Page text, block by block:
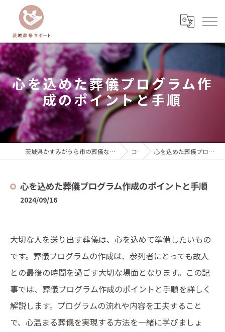
心を込めた葬儀プログラム作
成のポイントと手順
茨城県かすみがうら市の葬儀なら茨城葬祭サポート『いばサポのお葬式』 コラム 心を込めた葬儀プログラム作成のポイントと手順
心を込めた葬儀プログラム作成のポイントと手順
2024/09/16
大切な人を送り出す葬儀は、心を込めて準備したいもの
です。葬儀プログラムの作成は、参列者にとっても故人
との最後の時間を過ごす大切な場面となります。この記
事では、葬儀プログラム作成のポイントと手順を詳しく
解説します。プログラムの流れや内容を工夫すること
で、心温まる葬儀を実現する方法を一緒に学びましょ